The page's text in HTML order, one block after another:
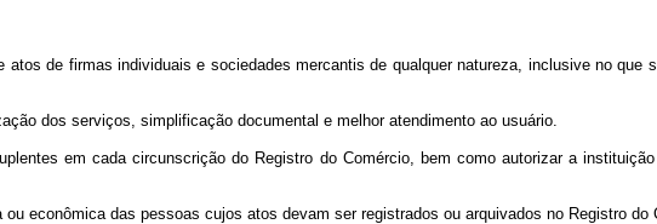
de firmas individuais e sociedades mercantis de qualquer natureza, inclusive no que
dos serviços, simplificação documental e melhor atendimento ao usuário.
em cada circunscrição do Registro do Comércio, bem como autorizar a
econômica das pessoas cujos atos devam ser registrados ou arquivados no Registro do